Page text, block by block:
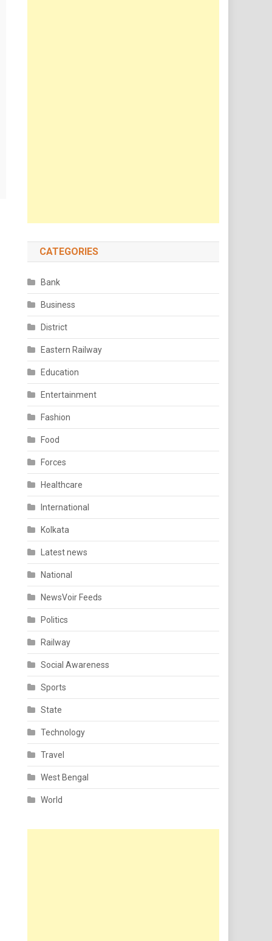
CATEGORIES
Bank
Business
District
Eastern Railway
Education
Entertainment
Fashion
Food
Forces
Healthcare
International
Kolkata
Latest news
National
NewsVoir Feeds
Politics
Railway
Social Awareness
Sports
State
Technology
Travel
West Bengal
World